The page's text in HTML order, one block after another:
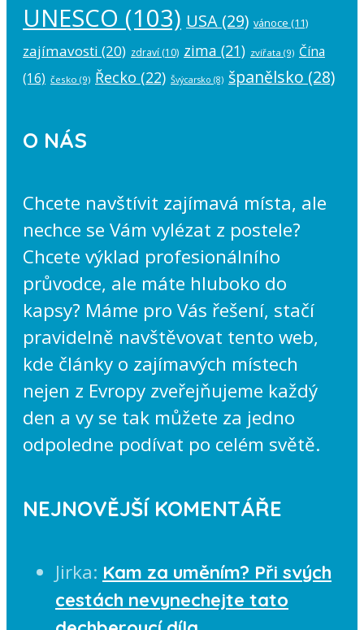
UNESCO (103) USA (29) vánoce (11)
zajímavosti (20) zdraví (10) zima (21) zvířata (9) Čína
(16) česko (9) Řecko (22) Švýcarsko (8) španělsko (28)
O NÁS
Chcete navštívit zajímavá místa, ale
nechce se Vám vylézat z postele?
Chcete výklad profesionálního
průvodce, ale máte hluboko do
kapsy? Máme pro Vás řešení, stačí
pravidelně navštěvovat tento web,
kde články o zajímavých místech
nejen z Evropy zveřejňujeme každý
den a vy se tak můžete za jedno
odpoledne podívat po celém světě.
NEJNOVĚJŠÍ KOMENTÁŘE
Jirka: Kam za uměním? Při svých
cestách nevynechejte tato